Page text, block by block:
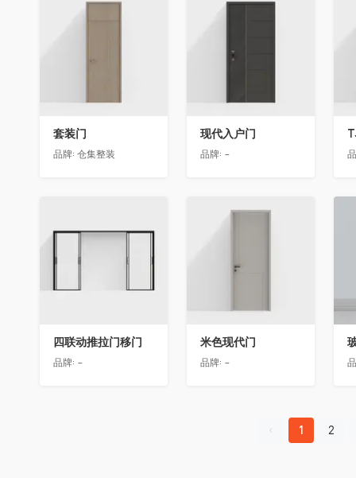
收藏
套装门
品牌: 仓集整装
收藏
现代入户门
品牌: -
四联动推拉门移门
品牌: -
收藏
米色现代门
品牌: -
1 2